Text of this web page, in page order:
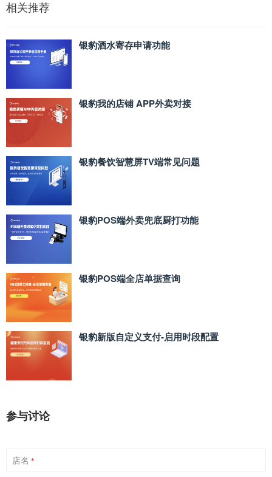
相关推荐
银豹酒水寄存申请功能
银豹我的店铺 APP外卖对接
银豹餐饮智慧屏TV端常见问题
银豹POS端外卖兜底厨打功能
银豹POS端全店单据查询
银豹新版自定义支付‑启用时段配置
参与讨论
店名 *